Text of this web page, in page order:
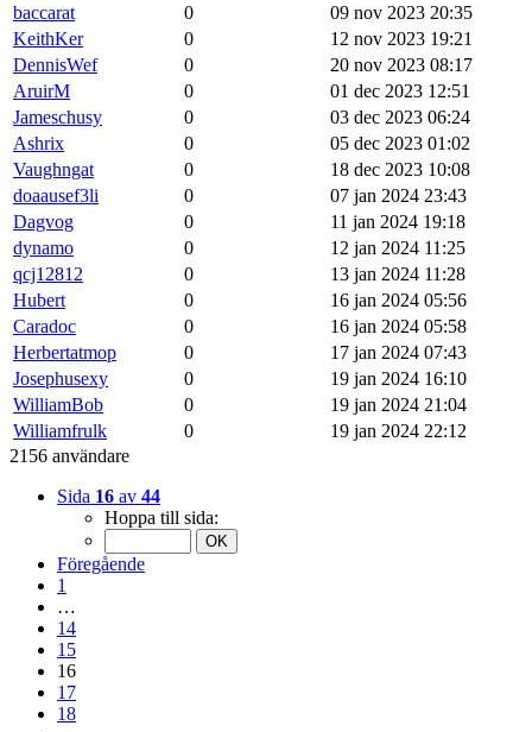
baccarat
0
09 nov 2023 20:35
KeithKer
0
12 nov 2023 19:21
DennisWef
0
20 nov 2023 08:17
AruirM
0
01 dec 2023 12:51
Jameschusy
0
03 dec 2023 06:24
Ashrix
0
05 dec 2023 01:02
Vaughngat
0
18 dec 2023 10:08
doaausef3li
0
07 jan 2024 23:43
Dagvog
0
11 jan 2024 19:18
dynamo
0
12 jan 2024 11:25
qcj12812
0
13 jan 2024 11:28
Hubert
0
16 jan 2024 05:56
Caradoc
0
16 jan 2024 05:58
Herbertatmop
0
17 jan 2024 07:43
Josephusexy
0
19 jan 2024 16:10
WilliamBob
0
19 jan 2024 21:04
Williamfrulk
0
19 jan 2024 22:12
2156 användare
Sida 16 av 44
Hoppa till sida:
Föregående
1
…
14
15
16
17
18